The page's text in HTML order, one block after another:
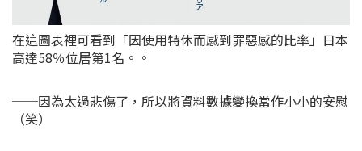
在這圖表裡可看到「因使用特休而感到罪惡感的比率」日本
高達58％位居第1名。。
──因為太過悲傷了，所以將資料數據變換當作小小的安慰
（笑）